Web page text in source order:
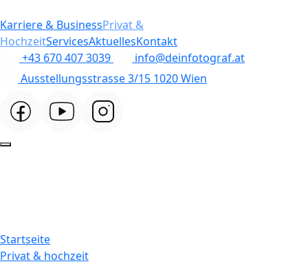
Karriere & BusinessPrivat &
HochzeitServicesAktuellesKontakt
+43 670 407 3039
info@deinfotograf.at
Ausstellungsstrasse 3/15 1020 Wien
Startseite
Privat & hochzeit